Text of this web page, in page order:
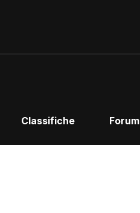
Classifiche Forum